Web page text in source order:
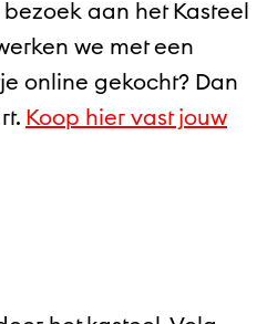
aan het Kasteel
we met een
online gekocht? Dan
Koop hier vast jouw